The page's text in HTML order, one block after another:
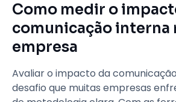
Como medir o
comunicação interna
empresa
Avaliar o impacto da
desafio que muitas empresas